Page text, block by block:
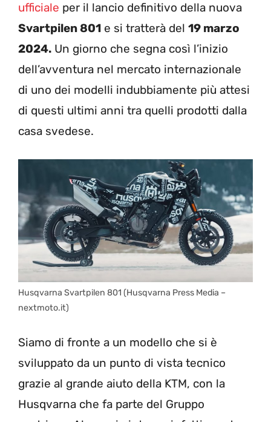
ufficiale per il lancio definitivo della nuova
Svartpilen 801 e si tratterà del 19 marzo
2024. Un giorno che segna così l’inizio
dell’avventura nel mercato internazionale
di uno dei modelli indubbiamente più attesi
di questi ultimi anni tra quelli prodotti dalla
casa svedese.
Husqvarna Svartpilen 801 (Husqvarna Press Media –
nextmoto.it)
Siamo di fronte a un modello che si è
sviluppato da un punto di vista tecnico
grazie al grande aiuto della KTM, con la
Husqvarna che fa parte del Gruppo